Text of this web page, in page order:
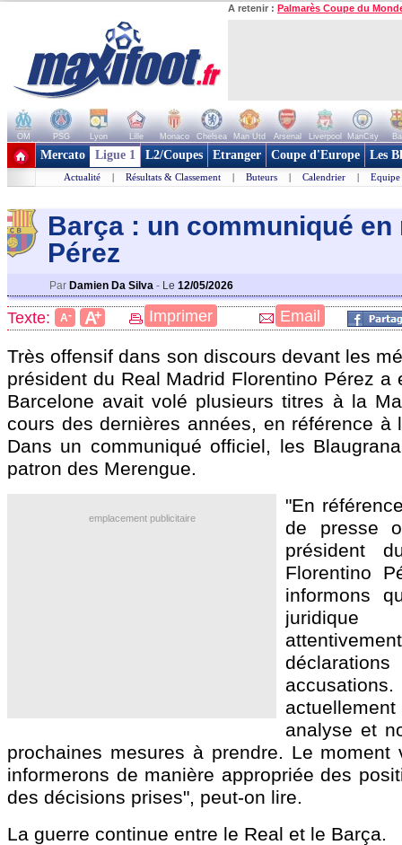
A retenir : Palmarès Coupe du
OM PSG Lyon Lille Monaco Chelsea Man Utd Arsenal Liverpool ManCity
+ de clubs
Mercato Ligue 1 L2/Coupes Etranger Coupe d'Europe Les
Actualité | Résultats & Classement | Buteurs | Calendrier | Equipe
Barça : un communiqué en
Pérez
Par Damien Da Silva - Le 12/05/2026
Texte: A- A+ Imprimer Email
Très offensif dans son discours devant les
président du Real Madrid Florentino Pérez a
Barcelone avait volé plusieurs titres à la
cours des dernières années, en référence à
Dans un communiqué officiel, les
patron des Merengue.
emplacement publicitaire
"En
de presse
président
Florentino
informons
analyse et
prochaines mesures à prendre. Le moment
informerons de manière appropriée des
des décisions prises", peut-on lire.
La guerre continue entre le Real et le Barça.